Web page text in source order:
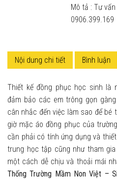
Mô tả : Tư
0906.399.169
Nội dung chi tiết Bình luận
Thiết kế đồng phục học sinh là
đảm bảo các em trông gọn
cân nhắc đến việc làm sao để
giờ mặc áo đồng phục của
cần phải có tính ứng dụng và
trung học tập cũng như tham
một cách dễ chịu và thoải mái
Thống Trường Mầm Non Việt –